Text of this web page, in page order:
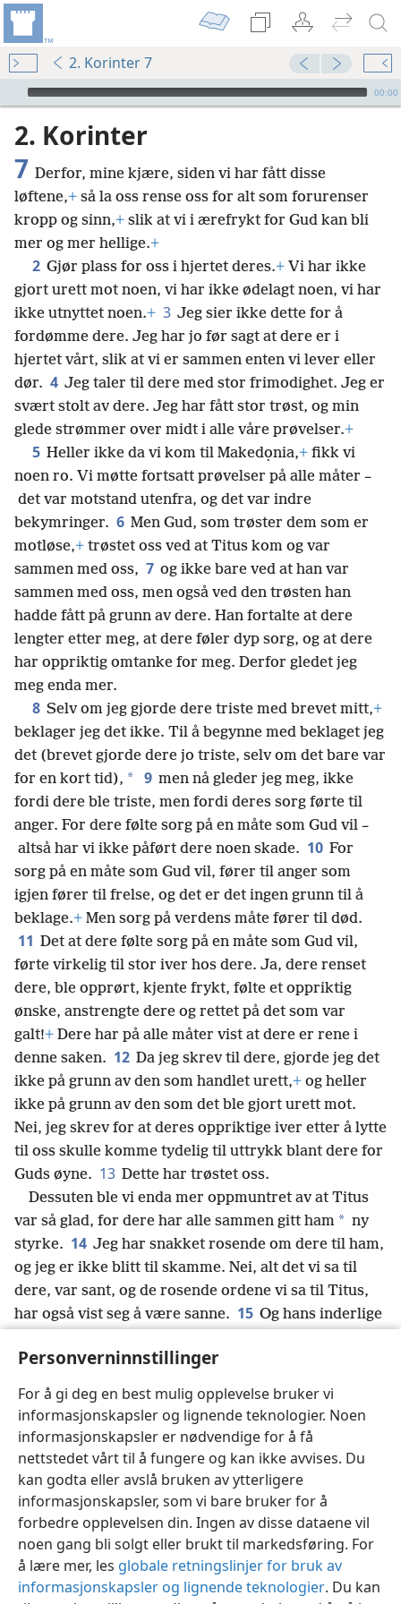
Personverninnstillinger
For å gi deg en best mulig opplevelse bruker vi
informasjonskapsler og lignende teknologier. Noen
informasjonskapsler er nødvendige for å få
nettstedet vårt til å fungere og kan ikke avvises. Du
kan godta eller avslå bruken av ytterligere
informasjonskapsler, som vi bare bruker for å
forbedre opplevelsen din. Ingen av disse dataene vil
noen gang bli solgt eller brukt til markedsføring. For
å lære mer, les globale retningslinjer for bruk av
informasjonskapsler og lignende teknologier. Du kan
2. Korinter 7
Audio Player
00:00
2. Korinter
7 Derfor, mine kjære, siden vi har fått disse
løftene,+ så la oss rense oss for alt som forurenser
kropp og sinn,+ slik at vi i ærefrykt for Gud kan bli
mer og mer hellige.+
2 Gjør plass for oss i hjertet deres.+ Vi har ikke
gjort urett mot noen, vi har ikke ødelagt noen, vi har
ikke utnyttet noen.+ 3 Jeg sier ikke dette for å
fordømme dere. Jeg har jo før sagt at dere er i
hjertet vårt, slik at vi er sammen enten vi lever eller
dør. 4 Jeg taler til dere med stor frimodighet. Jeg er
svært stolt av dere. Jeg har fått stor trøst, og min
glede strømmer over midt i alle våre prøvelser.+
5 Heller ikke da vi kom til Makedọnia,+ fikk vi
noen ro. Vi møtte fortsatt prøvelser på alle måter –
det var motstand utenfra, og det var indre
bekymringer. 6 Men Gud, som trøster dem som er
motløse,+ trøstet oss ved at Titus kom og var
sammen med oss, 7 og ikke bare ved at han var
sammen med oss, men også ved den trøsten han
hadde fått på grunn av dere. Han fortalte at dere
lengter etter meg, at dere føler dyp sorg, og at dere
har oppriktig omtanke for meg. Derfor gledet jeg
meg enda mer.
8 Selv om jeg gjorde dere triste med brevet mitt,+
beklager jeg det ikke. Til å begynne med beklaget jeg
det (brevet gjorde dere jo triste, selv om det bare var
for en kort tid), * 9 men nå gleder jeg meg, ikke
fordi dere ble triste, men fordi deres sorg førte til
anger. For dere følte sorg på en måte som Gud vil –
altså har vi ikke påført dere noen skade. 10 For
sorg på en måte som Gud vil, fører til anger som
igjen fører til frelse, og det er det ingen grunn til å
beklage.+ Men sorg på verdens måte fører til død.
11 Det at dere følte sorg på en måte som Gud vil,
førte virkelig til stor iver hos dere. Ja, dere renset
dere, ble opprørt, kjente frykt, følte et oppriktig
ønske, anstrengte dere og rettet på det som var
galt!+ Dere har på alle måter vist at dere er rene i
denne saken. 12 Da jeg skrev til dere, gjorde jeg det
ikke på grunn av den som handlet urett,+ og heller
ikke på grunn av den som det ble gjort urett mot.
Nei, jeg skrev for at deres oppriktige iver etter å lytte
til oss skulle komme tydelig til uttrykk blant dere for
Guds øyne. 13 Dette har trøstet oss.
Dessuten ble vi enda mer oppmuntret av at Titus
var så glad, for dere har alle sammen gitt ham * ny
styrke. 14 Jeg har snakket rosende om dere til ham,
og jeg er ikke blitt til skamme. Nei, alt det vi sa til
dere, var sant, og de rosende ordene vi sa til Titus,
har også vist seg å være sanne. 15 Og hans inderlige
hvor lydige dere alle var,+og hvordan dere tok imot
ham med dyp respekt.
Jeg gleder meg over at jeg
kan stole på dere i ett og alt.
Norsk Del Innstillinger
Copyright© 2026 Watch Tower Bible and Tract Society of Pennsylvania
Vilkår for bruk Personvern Personverninnstillinger
JW.ORG
Logg inn